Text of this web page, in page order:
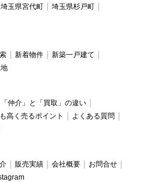
埼玉県宮代町
埼玉県杉戸町
新着物件
新築一戸建て
「仲介」と「買取」の違い
高く売るポイント
よくある質問
販売実績 会社概要
お問合せ